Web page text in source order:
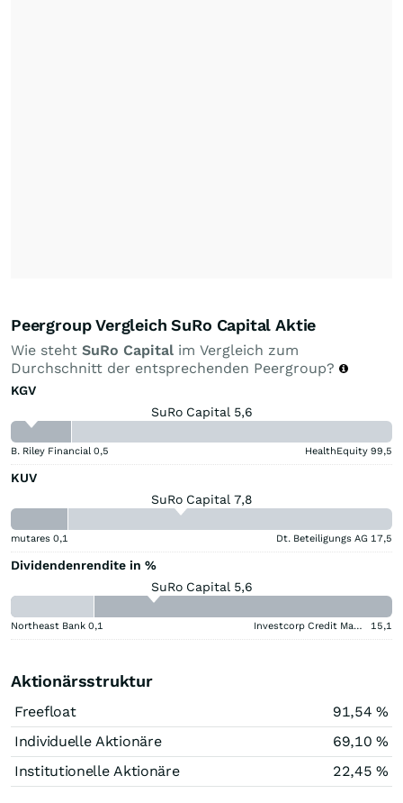
Peergroup Vergleich SuRo Capital Aktie
Wie steht SuRo Capital im Vergleich zum
Durchschnitt der entsprechenden Peergroup?
KGV
SuRo Capital 5,6
B. Riley Financial 0,5 HealthEquity 99,5
KUV
SuRo Capital 7,8
mutares 0,1 Dt. Beteiligungs AG 17,5
Dividendenrendite in %
SuRo Capital 5,6
Northeast Bank 0,1 Investcorp Credit Management BDC 15,1
Aktionärsstruktur
Freefloat
91,54 %
Individuelle Aktionäre
69,10 %
Institutionelle Aktionäre
22,45 %